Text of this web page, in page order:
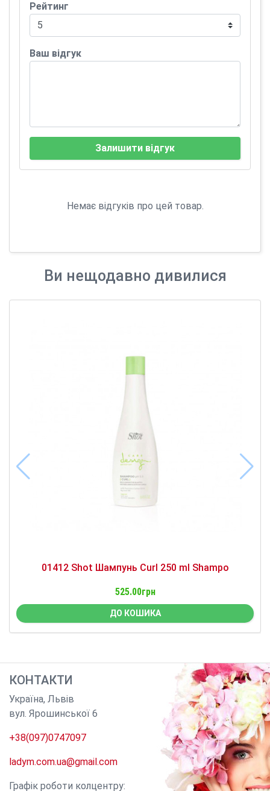
Рейтинг
Ваш відгук
Залишити відгук
Немає відгуків про цей товар.
Ви нещодавно дивилися
01412 Shot Шампунь Curl 250 ml Shampo
525.00грн
ДО КОШИКА
КОНТАКТИ
Україна, Львів
вул. Ярошинської 6
+38(097)0747097
ladym.com.ua@gmail.com
Графік роботи колцентру: